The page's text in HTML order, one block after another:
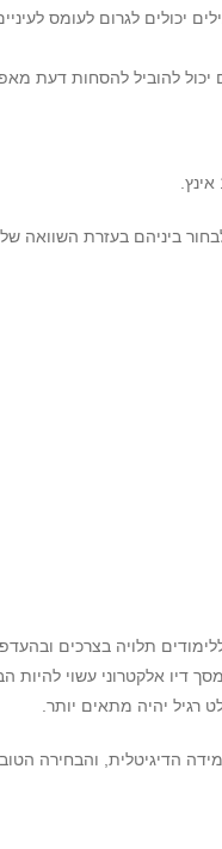
יכולים לגרום לעומס
להוביל להסחות דעת
ביניהם בעזרת השוואה
תלויה בצרכים
דיו אלקטרוני עשוי
רגיל יהיה מתאים יותר.
הדיגיטלית, והבחירה